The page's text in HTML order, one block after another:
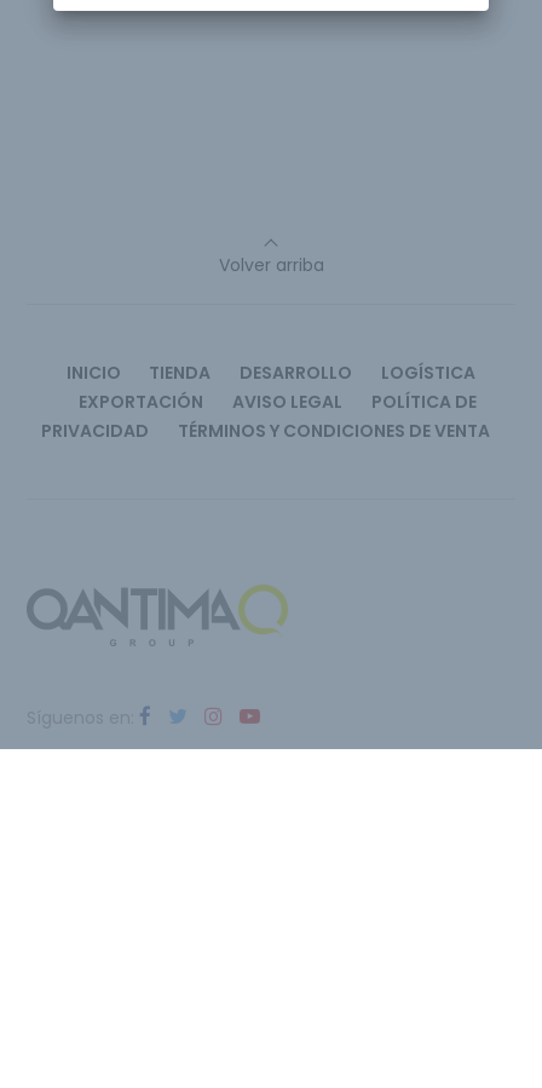
Volver arriba
INICIO TIENDA DESARROLLO
LOGÍSTICA
EXPORTACIÓN
AVISO LEGAL
POLÍTICA DE
PRIVACIDAD
TÉRMINOS Y CONDICIONES DE VENTA